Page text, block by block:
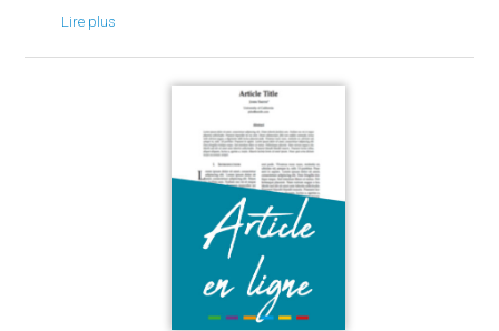
Lire plus